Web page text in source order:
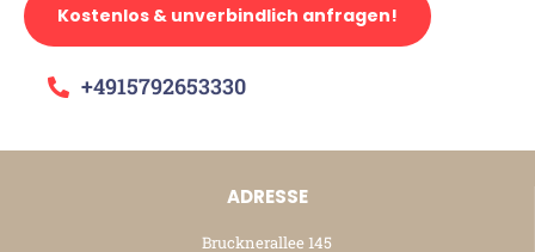
Kostenlos & unverbindlich anfragen!
+4915792653330
ADRESSE
Brucknerallee 145